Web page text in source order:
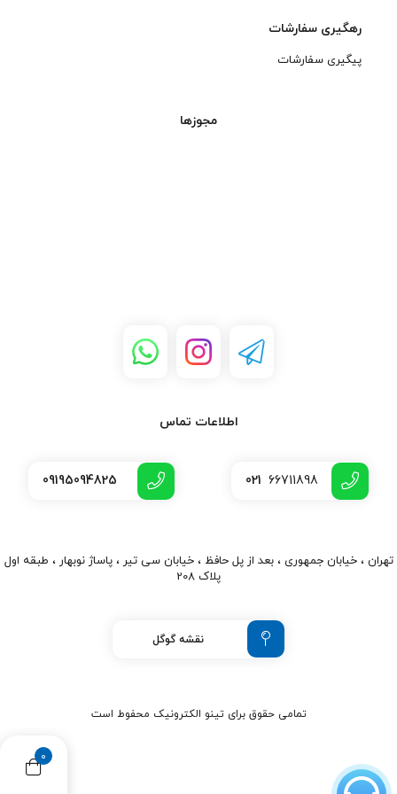
0
رهگیری سفارشات
پیگیری سفارشات
مجوزها
اطلاعات تماس
021 66711898
09195094825
تهران ، خیابان جمهوری ، بعد از پل حافظ ، خیابان سی تیر ، پاساژ نوبهار ، طبقه اول
پلاک 208
نقشه گوگل
تمامی حقوق برای تینو الکترونیک محفوط است